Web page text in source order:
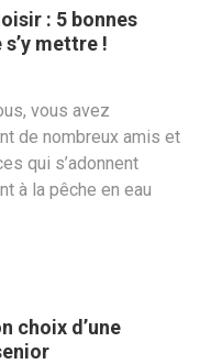
: 5 bonnes
mettre !
vous avez
de nombreux amis et
qui s’adonnent
à la pêche en eau
choix d’une